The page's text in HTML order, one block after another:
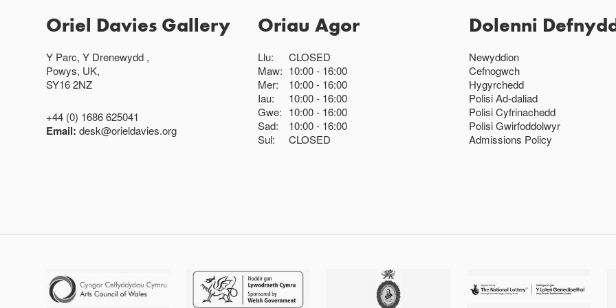
Oriel Davies Gallery
Y Parc, Y Drenewydd ,
Powys, UK,
SY16 2NZ
+44 (0) 1686 625041
Email:desk@orieldavies.org
Oriau Agor
Llu:
CLOSED
Maw: 10:00
16:00
Mer:
10:00
16:00
Iau:
10:00
16:00
Gwe: 10:00
16:00
Sad:
10:00
16:00
Sul:
CLOSED
Dolenni
Newyddion
Cefnogwch
Hygyrchedd
Polisi Ad-daliad
Polisi Cyfrinachedd
Polisi Gwirfoddolwyr
Admissions Policy